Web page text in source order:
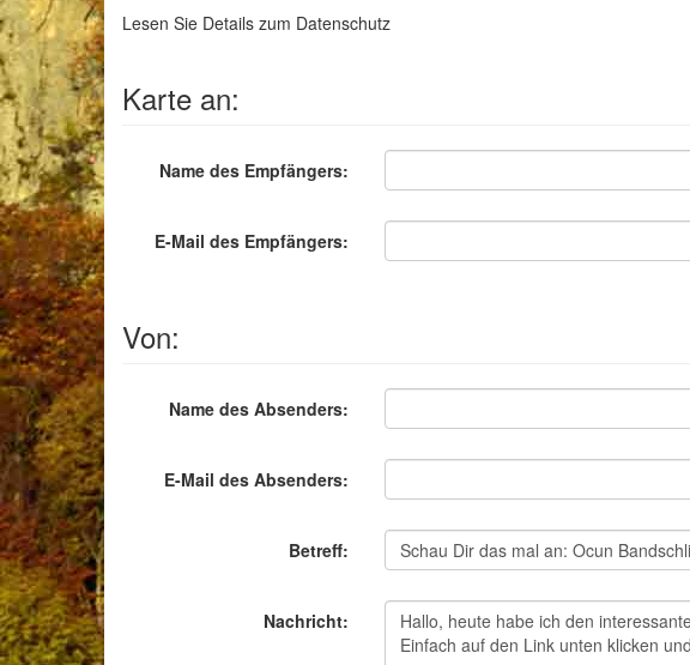
Lesen Sie Details zum Datenschutz
Karte an:
Name des Empfängers:
E-Mail des Empfängers:
Von:
Name des Absenders:
E-Mail des Absenders:
Betreff:
Nachricht: